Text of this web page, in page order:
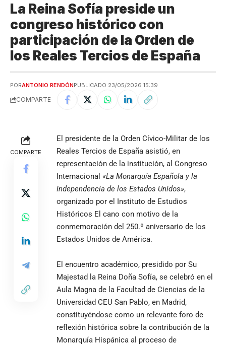
La Reina Sofía preside un
congreso histórico con
participación de la Orden de
los Reales Tercios de España
PORANTONIO RENDÓNPUBLICADO 23/05/2026 15:39
COMPARTE
COMPARTE
El presidente de la Orden Cívico-Militar de los
Reales Tercios de España asistió, en
representación de la institución, al Congreso
Internacional «La Monarquía Española y la
Independencia de los Estados Unidos»,
organizado por el Instituto de Estudios
Históricos El cano con motivo de la
conmemoración del 250.º aniversario de los
Estados Unidos de América.
El encuentro académico, presidido por Su
Majestad la Reina Doña Sofía, se celebró en el
Aula Magna de la Facultad de Ciencias de la
Universidad CEU San Pablo, en Madrid,
constituyéndose como un relevante foro de
reflexión histórica sobre la contribución de la
Monarquía Hispánica al proceso de